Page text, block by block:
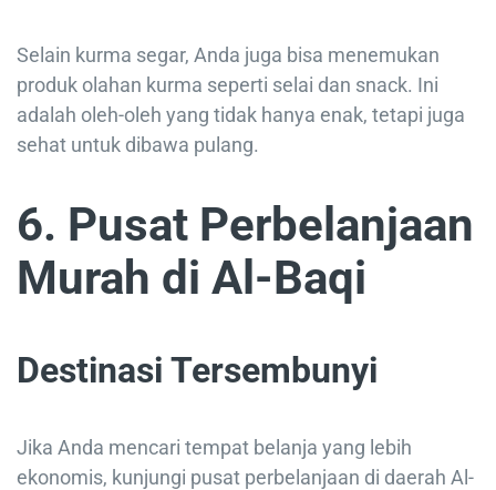
Selain kurma segar, Anda juga bisa menemukan
produk olahan kurma seperti selai dan snack. Ini
adalah oleh-oleh yang tidak hanya enak, tetapi juga
sehat untuk dibawa pulang.
6. Pusat Perbelanjaan
Murah di Al-Baqi
Destinasi Tersembunyi
Jika Anda mencari tempat belanja yang lebih
ekonomis, kunjungi pusat perbelanjaan di daerah Al-